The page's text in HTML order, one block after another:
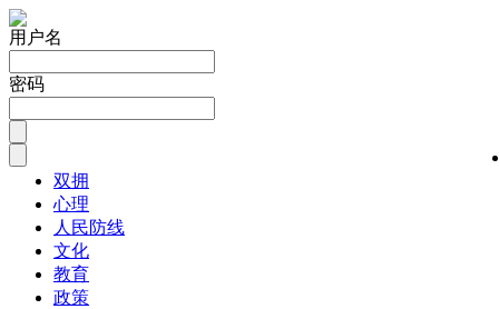
用户名
密码
双拥
心理
人民防线
文化
教育
政策